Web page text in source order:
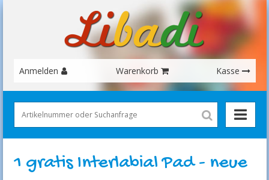
Anmelden Warenkorb Kasse
1 gratis Interlabial Pad - neue